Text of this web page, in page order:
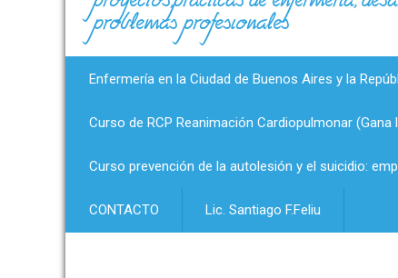
problemas profesionales
Enfermería en la Ciudad de Buenos Aires y la
Curso de RCP Reanimación Cardiopulmonar
Curso prevención de la autolesión y el suicidio:
CONTACTO Lic. Santiago F.Feliu